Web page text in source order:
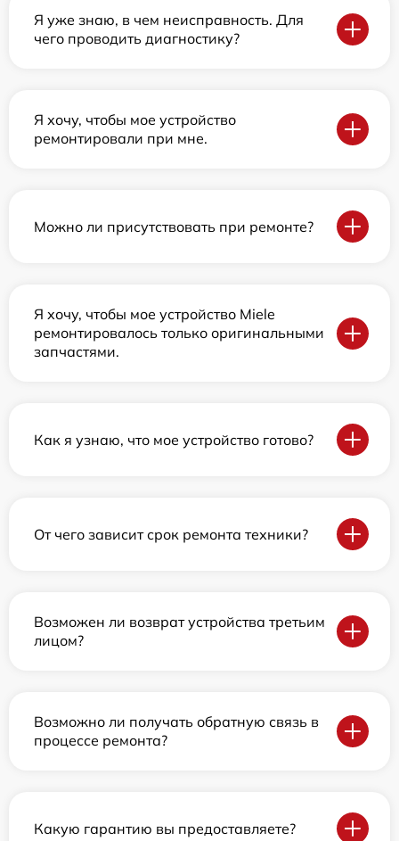
Я уже знаю, в чем неисправность. Для
чего проводить диагностику?
Я хочу, чтобы мое устройство
ремонтировали при мне.
Можно ли присутствовать при ремонте?
Я хочу, чтобы мое устройство Miele
ремонтировалось только оригинальными
запчастями.
Как я узнаю, что мое устройство готово?
От чего зависит срок ремонта техники?
Возможен ли возврат устройства третьим
лицом?
Возможно ли получать обратную связь в
процессе ремонта?
Какую гарантию вы предоставляете?